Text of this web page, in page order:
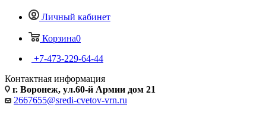
Личный кабинет
Корзина0
+7-473-229-64-44
Контактная информация
г. Воронеж, ул.60-й Армии дом 21
2667655@sredi-cvetov-vrn.ru